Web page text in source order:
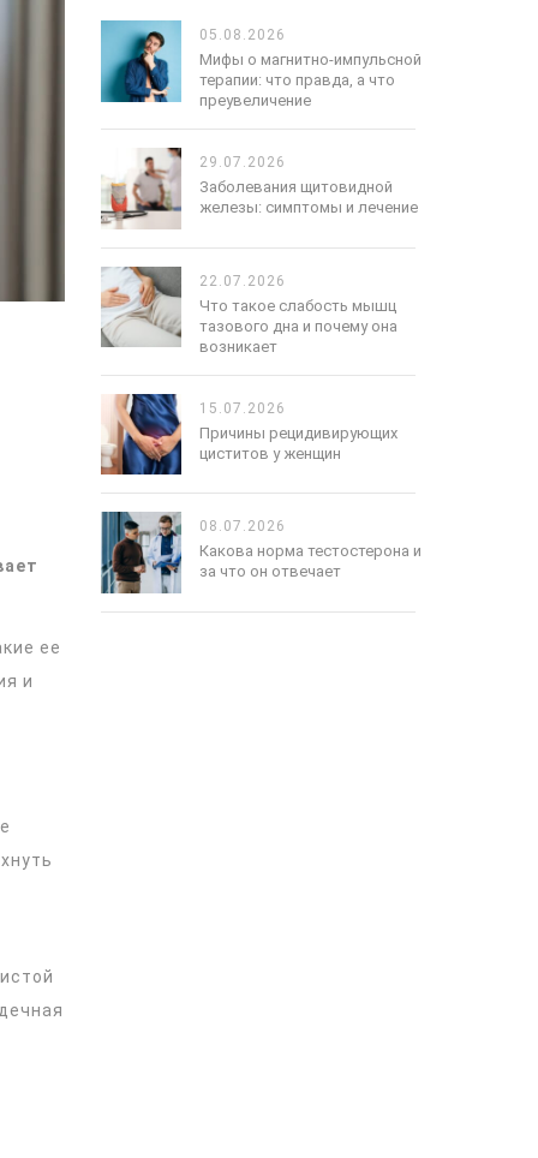
ее
и
05.08.2026
Мифы о магнитно-импульсной
терапии: что правда, а что
преувеличение
29.07.2026
Заболевания щитовидной
железы: симптомы и лечение
22.07.2026
Что такое слабость мышц
тазового дна и почему она
возникает
15.07.2026
Причины рецидивирующих
циститов у женщин
08.07.2026
Какова норма тестостерона и
за что он отвечает